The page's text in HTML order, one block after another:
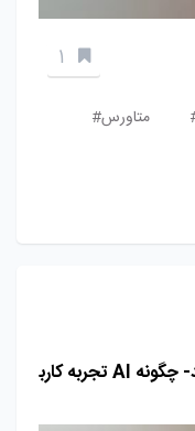
1
متاورس#
هوش مصنوعی در گوشی‌های هوشمند- چگونه AI تجربه کارب